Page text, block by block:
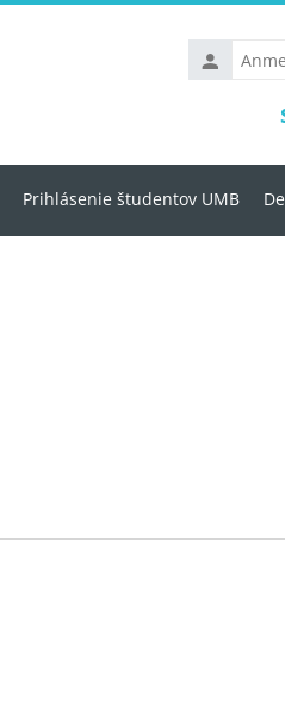
Prihlásenie študentov UMB